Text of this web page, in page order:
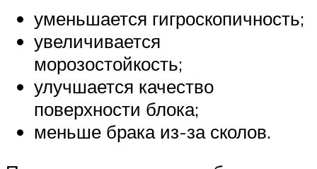
уменьшается гигроскопичность;
увеличивается
морозостойкость;
улучшается качество
поверхности блока;
меньше брака из-за сколов.